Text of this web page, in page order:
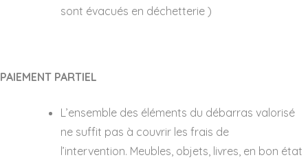
sont évacués en déchetterie )
PAIEMENT PARTIEL
L’ensemble des éléments du débarras valorisé
ne suffit pas à couvrir les frais de
l’intervention. Meubles, objets, livres, en bon état